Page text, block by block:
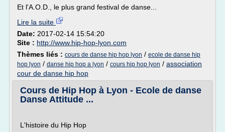
Et l'A.O.D., le plus grand festival de danse...
Lire la suite
Date: 2017-02-14 15:54:20
Site : http://www.hip-hop-lyon.com
Thèmes liés : cours de danse hip hop lyon / ecole de danse hip
hop lyon / danse hip hop a lyon / cours hip hop lyon / association
cour de danse hip hop
Cours de Hip Hop à Lyon - Ecole de danse
Danse Attitude ...
L'histoire du Hip Hop